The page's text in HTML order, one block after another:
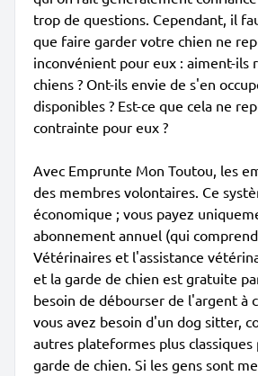
trop de questions. Cependant, il
que faire garder votre chien ne
inconvénient pour eux : aiment-ils
chiens ? Ont-ils envie de s'en
disponibles ? Est-ce que cela ne
contrainte pour eux ?
Avec Emprunte Mon Toutou, les
des membres volontaires. Ce
économique ; vous payez
abonnement annuel (qui
Vétérinaires et l'assistance
et la garde de chien est gratuite
besoin de débourser de l'argent à
vous avez besoin d'un dog sitter,
autres plateformes plus
garde de chien. Si les gens sont